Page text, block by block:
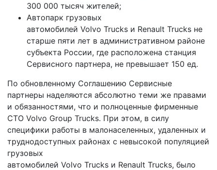
300 000 тысяч жителей;
Автопарк грузовых
автомобилей Volvo Trucks и Renault Trucks не
старше пяти лет в административном районе
субъекта России, где расположена станция
Сервисного партнера, не превышает 150 ед.
По обновленному Соглашению Сервисные
партнеры наделяются абсолютно теми же правами
и обязанностями, что и полноценные фирменные
СТО Volvo Group Trucks. При этом, в силу
специфики работы в малонаселенных, удаленных и
труднодоступных районах с невысокой популяцией
грузовых
автомобилей Volvo Trucks и Renault Trucks, было